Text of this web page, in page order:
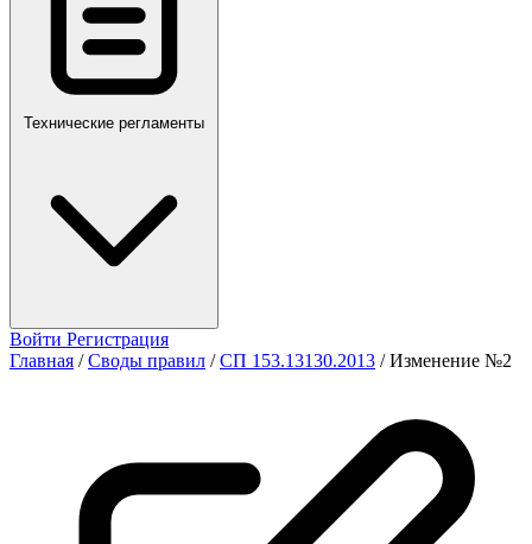
Технические регламенты
Войти Регистрация
Главная / Своды правил / СП 153.13130.2013 / Изменение №2